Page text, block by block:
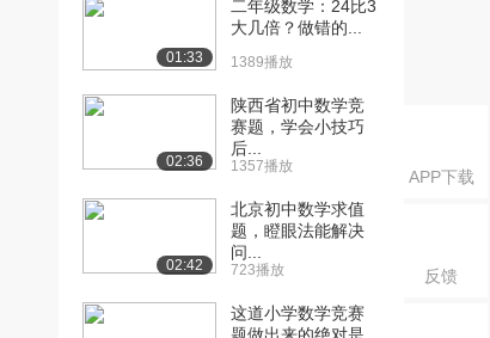
APP下载
反馈
[18] 高中物理选修3-4 18
半波损失...
1128播放
[19] 高中物理选修3-4 19
1108播放
[20] 高中物理选修3-4 20
837播放
01:33
二年级数学：24比3
大几倍？做错的...
1389播放
02:36
陕西省初中数学竞
赛题，学会小技巧
后...
1357播放
02:42
北京初中数学求值
题，瞪眼法能解决
问...
723播放
这道小学数学竞赛